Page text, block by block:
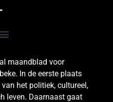
maandblad voor
In de eerste plaats
het politiek, cultureel,
leven. Daarnaast gaat